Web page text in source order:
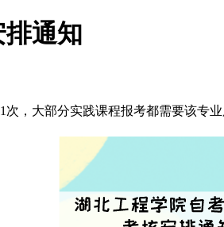
通知
，大部分实践课程报考都需要该